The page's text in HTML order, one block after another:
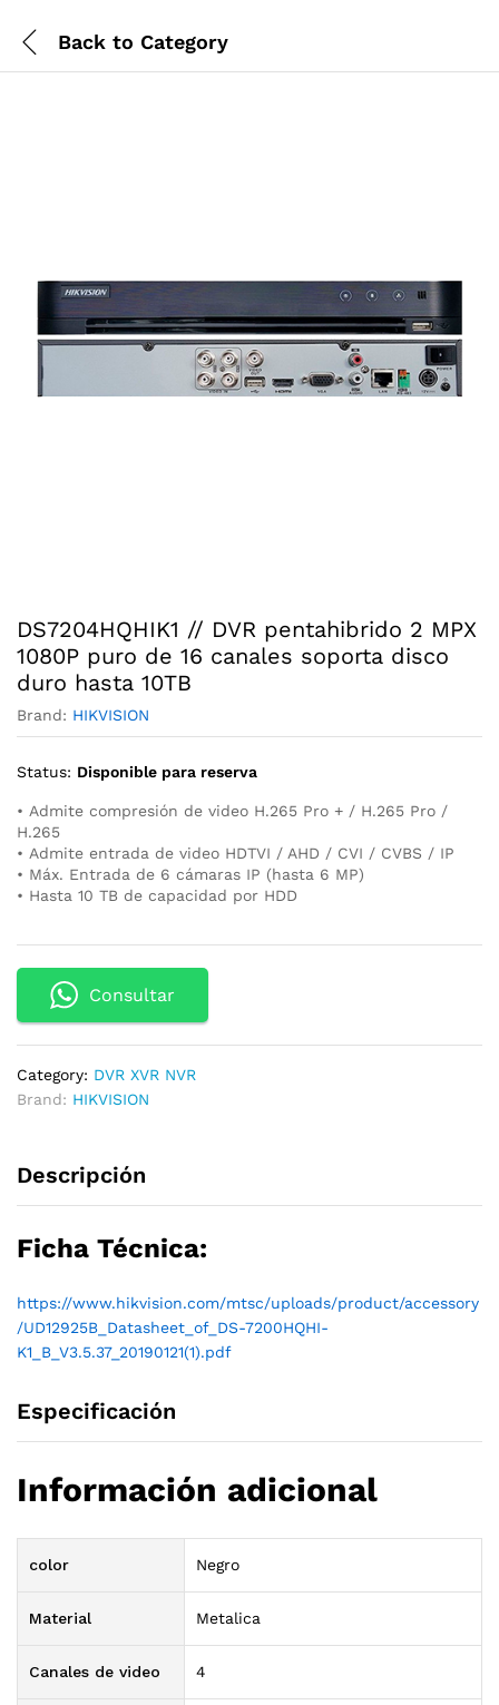
Back to Category
DS7204HQHIK1 // DVR pentahibrido 2 MPX
1080P puro de 16 canales soporta disco
duro hasta 10TB
Brand: HIKVISION
Status: Disponible para reserva
• Admite compresión de video H.265 Pro + / H.265 Pro /
H.265
• Admite entrada de video HDTVI / AHD / CVI / CVBS / IP
• Máx. Entrada de 6 cámaras IP (hasta 6 MP)
• Hasta 10 TB de capacidad por HDD
Consultar
Category: DVR XVR NVR
Brand: HIKVISION
Descripción
Ficha Técnica:
https://www.hikvision.com/mtsc/uploads/product/accessory
/UD12925B_Datasheet_of_DS-7200HQHI-
K1_B_V3.5.37_20190121(1).pdf
Especificación
Información adicional
color Negro
Material Metalica
Canales de video 4